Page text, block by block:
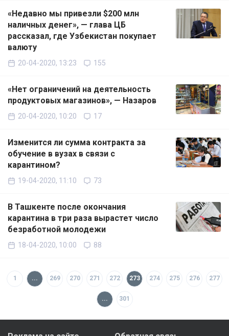
«Недавно мы привезли $200 млн
наличных денег», — глава ЦБ
рассказал, где Узбекистан покупает
валюту
20-04-2020, 13:23 155
«Нет ограничений на деятельность
продуктовых магазинов», — Назаров
20-04-2020, 10:20 17
Изменится ли сумма контракта за
обучение в вузах в связи с
карантином?
19-04-2020, 11:10 73
В Ташкенте после окончания
карантина в три раза вырастет число
безработной молодежи
18-04-2020, 10:00 88
1 ... 269 270 271 272 273 274 275 276 277
... 301